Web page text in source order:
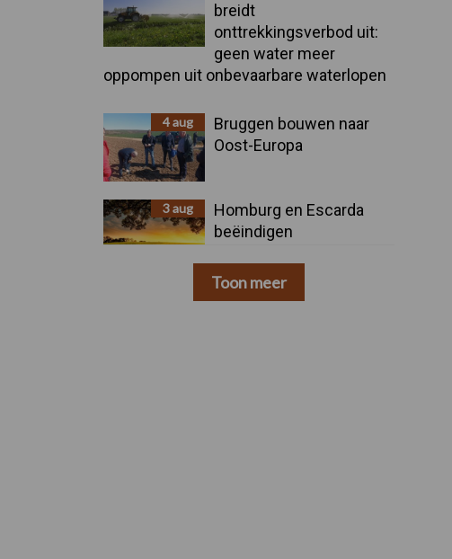
breidt
onttrekkingsverbod uit:
geen water meer
oppompen uit onbevaarbare waterlopen
4 aug
Bruggen bouwen naar
Oost-Europa
3 aug
Homburg en Escarda
beëindigen
Toon meer